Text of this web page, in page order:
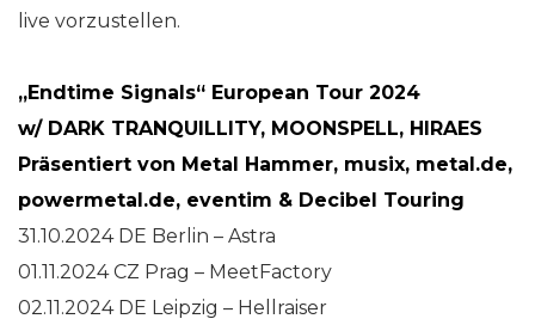
live vorzustellen.
„Endtime Signals“ European Tour 2024
w/ DARK TRANQUILLITY, MOONSPELL, HIRAES
Präsentiert von Metal Hammer, musix, metal.de,
powermetal.de, eventim & Decibel Touring
31.10.2024 DE Berlin – Astra
01.11.2024 CZ Prag – MeetFactory
02.11.2024 DE Leipzig – Hellraiser